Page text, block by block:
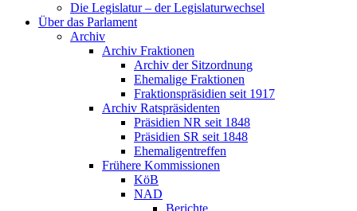
Die Legislatur – der Legislaturwechsel
Über das Parlament
Archiv
Archiv Fraktionen
Archiv der Sitzordnung
Ehemalige Fraktionen
Fraktionspräsidien seit 1917
Archiv Ratspräsidenten
Präsidien NR seit 1848
Präsidien SR seit 1848
Ehemaligentreffen
Frühere Kommissionen
KöB
NAD